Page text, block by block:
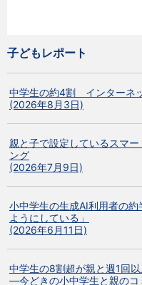
子どもレポート
中学生の約4割 インターネ
(2026年8月3日)
親と子で設定しているスマ
ング
(2026年7月9日)
小中学生の生成AI利用者の
ようにしている」
(2026年6月11日)
中学生の8割超が親と週1回
―今どきの小中学生と親の